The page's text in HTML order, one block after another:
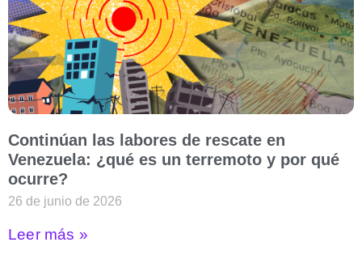
Continúan las labores de rescate en
Venezuela: ¿qué es un terremoto y por qué
ocurre?
26 de junio de 2026
Leer más »